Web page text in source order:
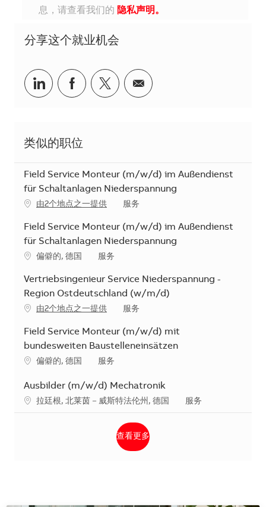
息，请查看我们的 隐私声明。
分享这个就业机会
分享到Linkedin
分享到Facebook
分享到Twitter
分享到电子邮件
类似的职位
Field Service Monteur (m/w/d) im Außendienst
für Schaltanlagen Niederspannung
由2个地点之一提供 类别
服务
Field Service Monteur (m/w/d) im Außendienst
für Schaltanlagen Niederspannung
地点偏僻的, 德国 类别
服务
Vertriebsingenieur Service Niederspannung -
Region Ostdeutschland (w/m/d)
由2个地点之一提供 类别
服务
Field Service Monteur (m/w/d) mit
bundesweiten Baustelleneinsätzen
地点偏僻的, 德国 类别
服务
Ausbilder (m/w/d) Mechatronik
地点拉廷根, 北莱茵－威斯特法伦州, 德国 类别
服务
查看更多